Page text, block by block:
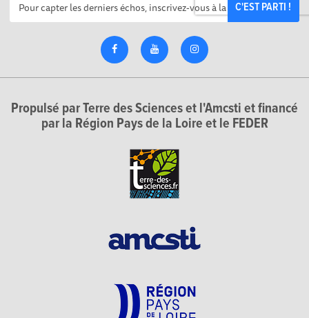
C'EST PARTI !
Propulsé par Terre des Sciences et l'Amcsti et financé
par la Région Pays de la Loire et le FEDER